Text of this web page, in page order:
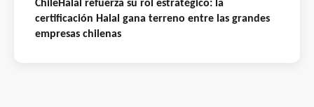
ChileHalal refuerza su rol estratégico: la
certificación Halal gana terreno entre las grandes
empresas chilenas